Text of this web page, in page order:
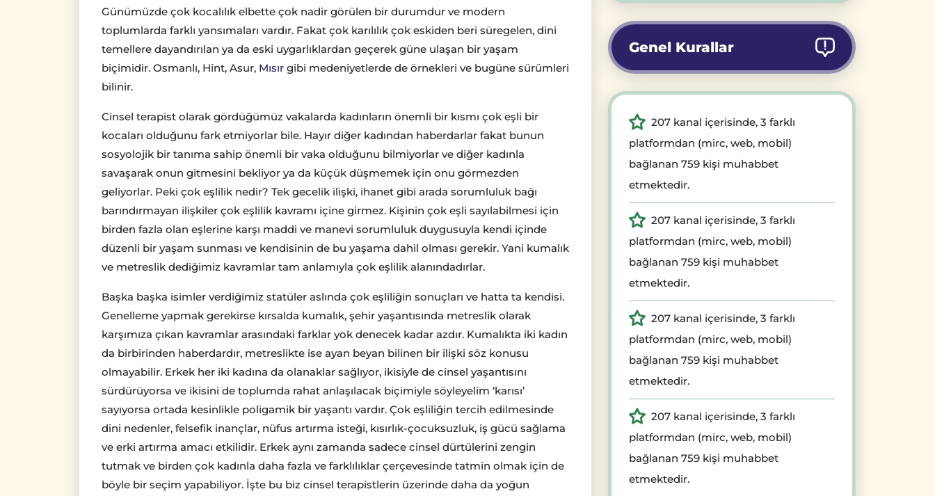
Günümüzde çok kocalılık elbette çok nadir görülen bir durumdur ve modern
toplumlarda farklı yansımaları vardır. Fakat çok karılılık çok eskiden beri süregelen, dini
temellere dayandırılan ya da eski uygarlıklardan geçerek güne ulaşan bir yaşam
biçimidir. Osmanlı, Hint, Asur, Mısır gibi medeniyetlerde de örnekleri ve bugüne sürümleri
bilinir.
Cinsel terapist olarak gördüğümüz vakalarda kadınların önemli bir kısmı çok eşli bir
kocaları olduğunu fark etmiyorlar bile. Hayır diğer kadından haberdarlar fakat bunun
sosyolojik bir tanıma sahip önemli bir vaka olduğunu bilmiyorlar ve diğer kadınla
savaşarak onun gitmesini bekliyor ya da küçük düşmemek için onu görmezden
geliyorlar. Peki çok eşlilik nedir? Tek gecelik ilişki, ihanet gibi arada sorumluluk bağı
barındırmayan ilişkiler çok eşlilik kavramı içine girmez. Kişinin çok eşli sayılabilmesi için
birden fazla olan eşlerine karşı maddi ve manevi sorumluluk duygusuyla kendi içinde
düzenli bir yaşam sunması ve kendisinin de bu yaşama dahil olması gerekir. Yani kumalık
ve metreslik dediğimiz kavramlar tam anlamıyla çok eşlilik alanındadırlar.
Başka başka isimler verdiğimiz statüler aslında çok eşliliğin sonuçları ve hatta ta kendisi.
Genelleme yapmak gerekirse kırsalda kumalık, şehir yaşantısında metreslik olarak
karşımıza çıkan kavramlar arasındaki farklar yok denecek kadar azdır. Kumalıkta iki kadın
da birbirinden haberdardır, metreslikte ise ayan beyan bilinen bir ilişki söz konusu
olmayabilir. Erkek her iki kadına da olanaklar sağlıyor, ikisiyle de cinsel yaşantısını
sürdürüyorsa ve ikisini de toplumda rahat anlaşılacak biçimiyle söyleyelim ‘karısı’
sayıyorsa ortada kesinlikle poligamik bir yaşantı vardır. Çok eşliliğin tercih edilmesinde
dini nedenler, felsefik inançlar, nüfus artırma isteği, kısırlık-çocuksuzluk, iş gücü sağlama
ve erki artırma amacı etkilidir. Erkek aynı zamanda sadece cinsel dürtülerini zengin
tutmak ve birden çok kadınla daha fazla ve farklılıklar çerçevesinde tatmin olmak için de
böyle bir seçim yapabiliyor. İşte bu biz cinsel terapistlerin üzerinde daha da yoğun
Genel Kurallar
207 kanal içerisinde, 3 farklı
platformdan (mirc, web, mobil)
bağlanan 759 kişi muhabbet
etmektedir.
207 kanal içerisinde, 3 farklı
platformdan (mirc, web, mobil)
bağlanan 759 kişi muhabbet
etmektedir.
207 kanal içerisinde, 3 farklı
platformdan (mirc, web, mobil)
bağlanan 759 kişi muhabbet
etmektedir.
207 kanal içerisinde, 3 farklı
platformdan (mirc, web, mobil)
bağlanan 759 kişi muhabbet
etmektedir.